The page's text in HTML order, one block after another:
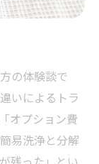
の体験談で
いによるトラ
オプション費
易洗浄と分解